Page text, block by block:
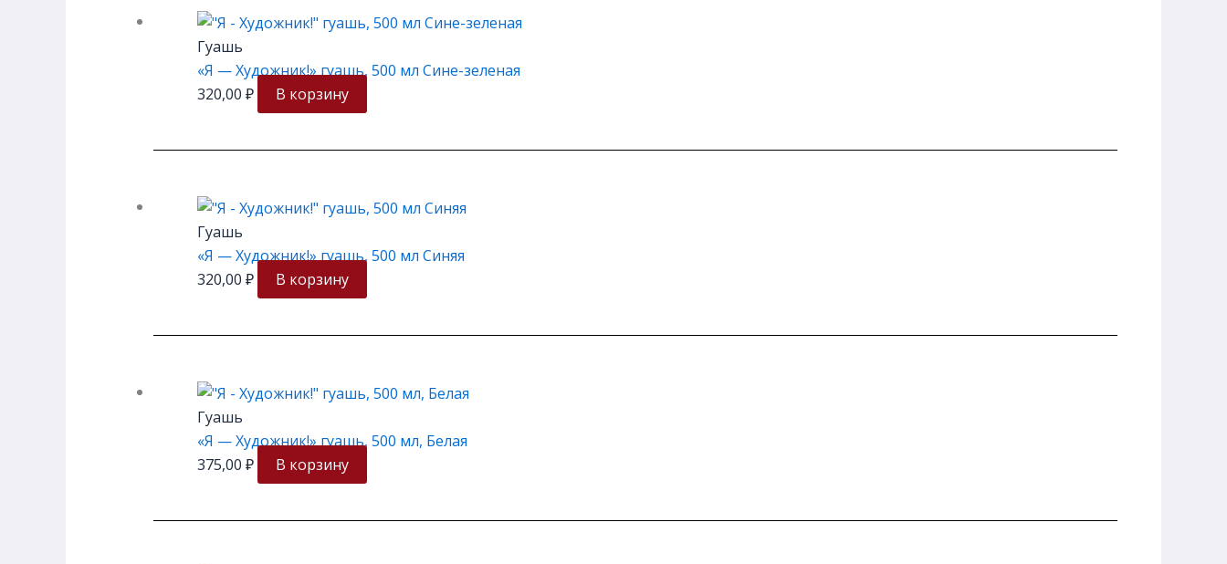
Гуашь
«Я — Художник!» гуашь, 500 мл Сине-зеленая
320,00 ₽ В корзину
Гуашь
«Я — Художник!» гуашь, 500 мл Синяя
320,00 ₽ В корзину
Гуашь
«Я — Художник!» гуашь, 500 мл, Белая
375,00 ₽ В корзину